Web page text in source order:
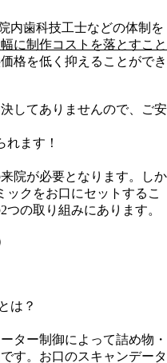
院内歯科技工士などの体制を
に制作コストを落とすこと
格を低く抑えることができ
決してありませんので、ご安
れます！
院が必要となります。しか
ックをお口にセットするこ
の取り組みにあります。
は？
ター制御によって詰め物・
す。お口のスキャンデータ